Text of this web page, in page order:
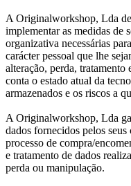
A Originalworkshop, Lda
implementar as medidas de
organizativa necessárias
carácter pessoal que lhe
alteração, perda, tratamento
conta o estado atual da
armazenados e os riscos a
A Originalworkshop, Lda
dados fornecidos pelos
processo de compra/
e tratamento de dados
perda ou manipulação.